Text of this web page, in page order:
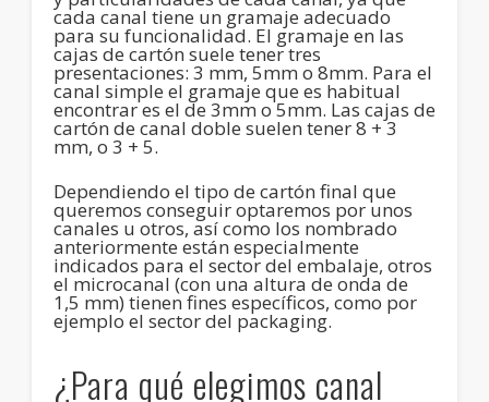
cada canal tiene un gramaje adecuado
para su funcionalidad. El gramaje en las
cajas de cartón suele tener tres
presentaciones: 3 mm, 5mm o 8mm. Para el
canal simple el gramaje que es habitual
encontrar es el de 3mm o 5mm. Las cajas de
cartón de canal doble suelen tener 8 + 3
mm, o 3 + 5.
Dependiendo el tipo de cartón final que
queremos conseguir optaremos por unos
canales u otros, así como los nombrado
anteriormente están especialmente
indicados para el sector del embalaje, otros
el microcanal (con una altura de onda de
1,5 mm) tienen fines específicos, como por
ejemplo el sector del packaging.
¿Para qué elegimos canal